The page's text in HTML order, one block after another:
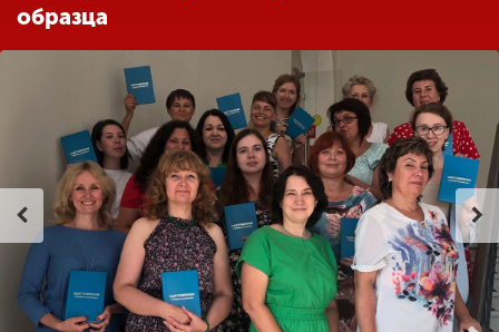
Студенческая жизнь
Сведения об
образовательной
организации
SPN CHI
образца